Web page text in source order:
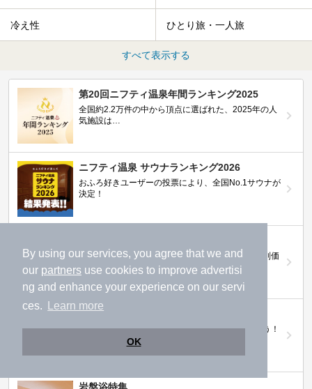
By using our services, you agree that we and
our partners use cookies to improve advertisi
ng and enhance your experience on our servi
ces.
Learn more
OK
冷え性 ひとり旅・一人旅
すべて表示する
第20回ニフティ温泉年間ランキング2025
全国約2.2万件の中から頂点に選ばれた、2025年の人
気施設は…
ニフティ温泉 サウナランキング2026
おふろ好きユーザーの投票により、全国No.1サウナが
決定！
ノジマモバイル会員向け 通常よりもお得な「特別価
格」で人気の温泉を満喫できる！
【ニフティ温泉 百名湯2026】
行ってみたい施設に投票してプレゼントを当てよう！
（全10回開催 / 合計260名様）
岩盤浴特集